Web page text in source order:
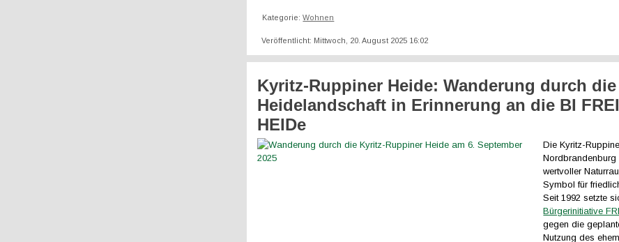
Kategorie:Wohnen
Veröffentlicht: Mittwoch, 20. August 2025 16:02
Kyritz-Ruppiner Heide: Wanderung durch die
Heidelandschaft in Erinnerung an die BI
HEIDe
Die Kyritz-
Nordbrandenburg
wertvoller
Symbol für
Seit 1992 setzte
Bürgerinitiative
gegen die
Nutzung des